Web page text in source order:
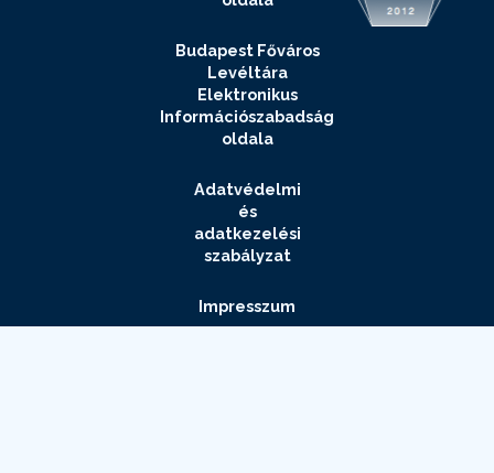
Budapest Főváros
Levéltára
Elektronikus
Információszabadság
oldala
Adatvédelmi
és
adatkezelési
szabályzat
Impresszum